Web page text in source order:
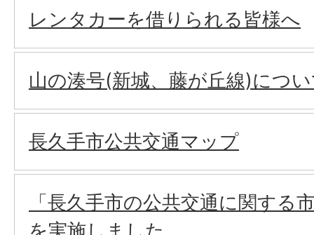
レンタカーを借りられる皆様へ
山の湊号(新城、藤が丘線)につ
長久手市公共交通マップ
「長久手市の公共交通に関する